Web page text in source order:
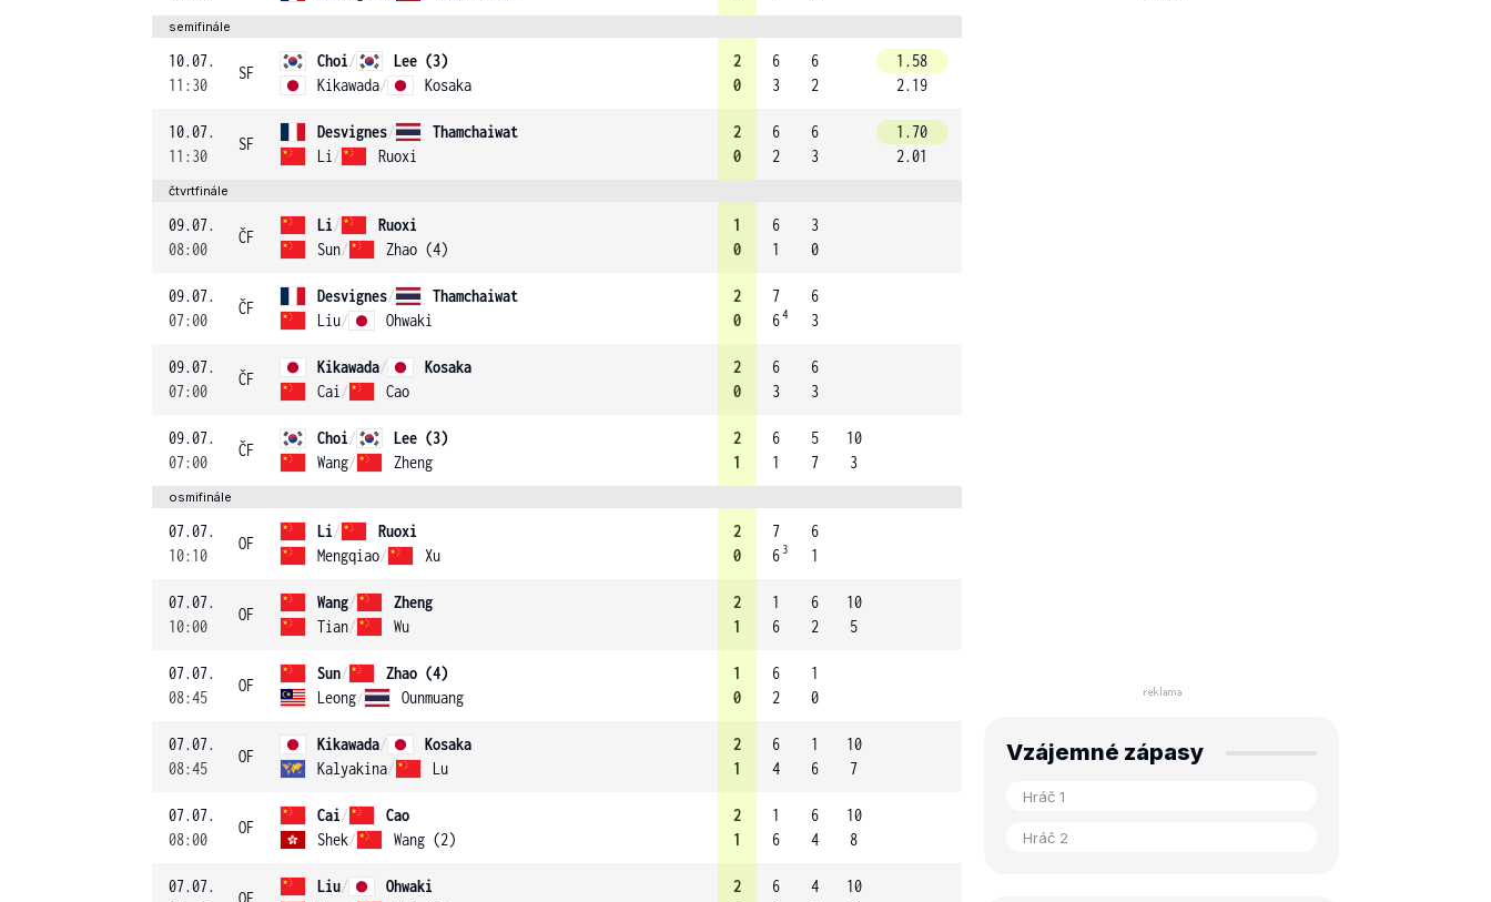
semifinále
10.07.
11:30
SF
Choi/
Lee (3)
Kikawada/ Kosaka
2
0
6
3
6
2
1.58
2.19
10.07.
11:30
SF
Desvignes/
Thamchaiwat
Li / Ruoxi
2
0
6
2
6
3
1.70
2.01
čtvrtfinále
09.07.
08:00
ČF
Li/
Ruoxi
Sun/ Zhao (4)
1
0
6
1
3
0
09.07.
07:00
ČF
Desvignes/
Thamchaiwat
Liu/ Ohwaki
2
0
7
64
6
3
09.07.
07:00
ČF
Kikawada/
Kosaka
Cai / Cao
2
0
6
3
6
3
09.07.
07:00
ČF
Choi/
Lee (3)
Wang/ Zheng
2
1
6
1
5
7
10
3
osmifinále
07.07.
10:10
OF
Li/
Ruoxi
Mengqiao/ Xu
2
0
7
6 3
6
1
07.07.
10:00
OF
Wang/
Zheng
Tian/ Wu
2
1
1
6
6
2
10
5
07.07.
08:45
OF
Sun/
Zhao (4)
Leong/ Ounmuang
1
0
6
2
1
0
07.07.
08:45
OF
Kikawada/
Kosaka
Kalyakina/ Lu
2
1
6
4
1
6
10
7
07.07.
08:00
OF
Cai/
Cao
Shek/ Wang (2)
2
1
1
6
6
4
10
8
07.07.
OF
Liu/
Ohwaki
2
6
4
10
Vzájemné zápasy